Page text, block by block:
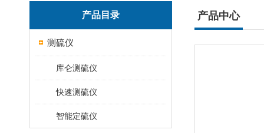
产品目录
测硫仪
库仑测硫仪
快速测硫仪
智能定硫仪
产品中心